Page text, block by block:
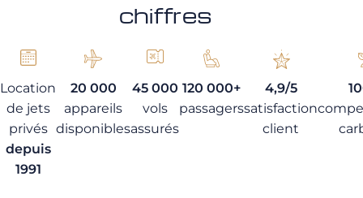
chiffres
Location
de jets
privés
depuis
1991
20 000
appareils
disponibles
45 000
vols
assurés
120 000+
passagers
4,9/5
satisfaction
client